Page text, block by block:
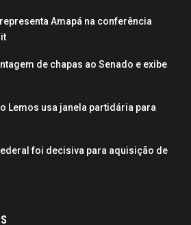
Amapá na conferência
de chapas ao Senado e exibe
Lemos usa janela partidária para
foi decisiva para aquisição de